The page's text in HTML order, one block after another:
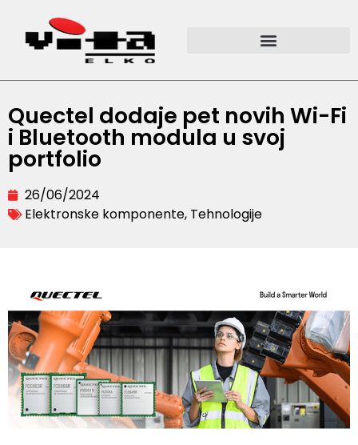
Quectel dodaje pet novih Wi-Fi
i Bluetooth modula u svoj
portfolio
26/06/2024
Elektronske komponente, Tehnologije